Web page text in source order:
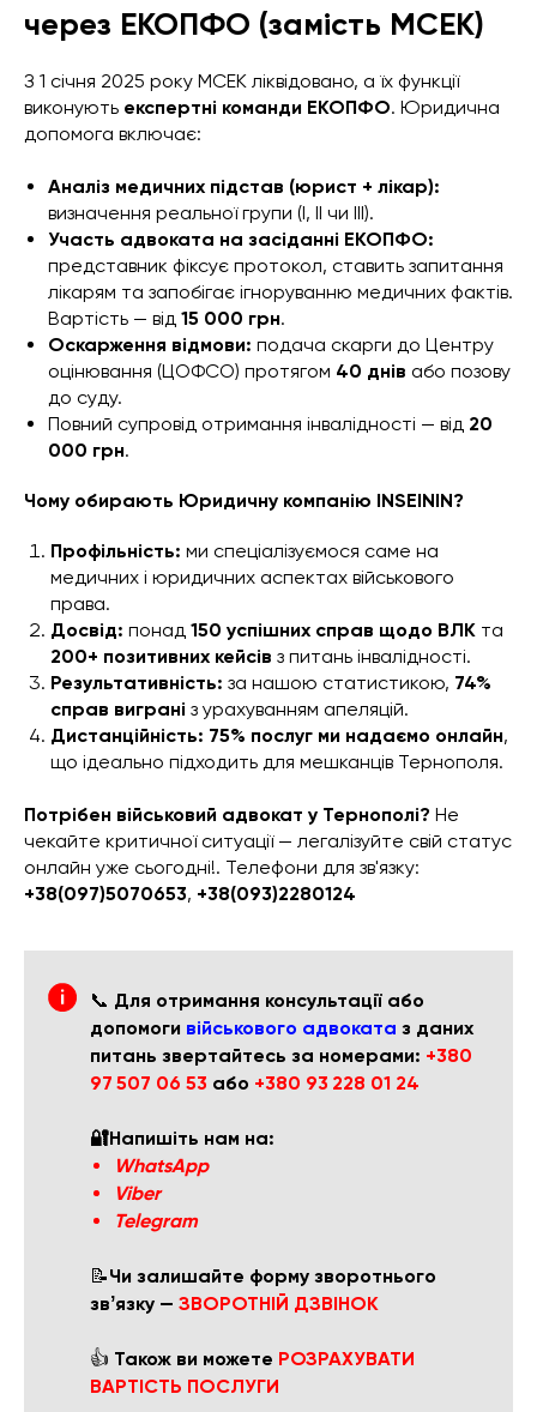
через ЕКОПФО (замість МСЕК)
З 1 січня 2025 року МСЕК ліквідовано, а їх функції
виконують експертні команди ЕКОПФО. Юридична
допомога включає:
Аналіз медичних підстав (юрист + лікар):
визначення реальної групи (I, II чи III).
Участь адвоката на засіданні ЕКОПФО:
представник фіксує протокол, ставить запитання
лікарям та запобігає ігноруванню медичних фактів.
Вартість — від 15 000 грн.
Оскарження відмови: подача скарги до Центру
оцінювання (ЦОФСО) протягом 40 днів або позову
до суду.
Повний супровід отримання інвалідності — від 20
000 грн.
Чому обирають Юридичну компанію INSEININ?
Профільність: ми спеціалізуємося саме на
медичних і юридичних аспектах військового
права.
Досвід: понад 150 успішних справ щодо ВЛК та
200+ позитивних кейсів з питань інвалідності.
Результативність: за нашою статистикою, 74%
справ виграні з урахуванням апеляцій.
Дистанційність: 75% послуг ми надаємо онлайн,
що ідеально підходить для мешканців Тернополя.
Потрібен військовий адвокат у Тернополі? Не
чекайте критичної ситуації — легалізуйте свій статус
онлайн уже сьогодні!. Телефони для зв'язку:
+38(097)5070653, +38(093)2280124
📞 Для отримання консультації або
допомоги військового адвоката з даних
питань звертайтесь за номерами: +380
97 507 06 53 або +380 93 228 01 24
🔐Напишіть нам на:
WhatsApp
Viber
Telegram
📝Чи залишайте форму зворотнього
звʼязку — ЗВОРОТНІЙ ДЗВІНОК
👍 Також ви можете РОЗРАХУВАТИ
ВАРТІСТЬ ПОСЛУГИ